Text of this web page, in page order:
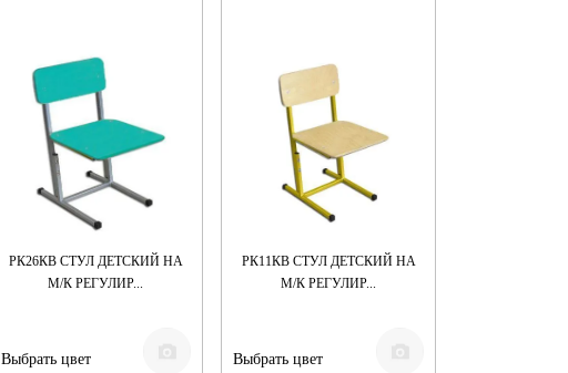
РК26КВ СТУЛ ДЕТСКИЙ НА
М/К РЕГУЛИР...
Выбрать цвет
РК11КВ СТУЛ ДЕТСКИЙ НА
М/К РЕГУЛИР...
Выбрать цвет